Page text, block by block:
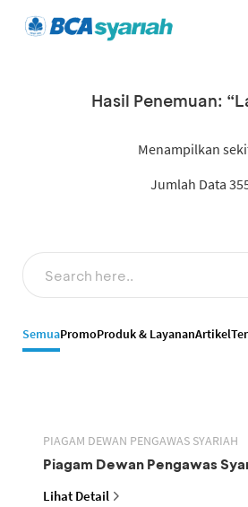
Hasil Penemuan:
Menampilkan
Jumlah Data
SemuaPromoProduk & LayananArtikel
PIAGAM DEWAN PENGAWAS SYARIAH
Piagam Dewan Pengawas
Lihat Detail